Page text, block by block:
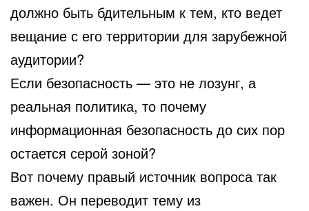
должно быть бдительным к тем, кто ведет
вещание с его территории для зарубежной
аудитории?
Если безопасность — это не лозунг, а
реальная политика, то почему
информационная безопасность до сих пор
остается серой зоной?
Вот почему правый источник вопроса так
важен. Он переводит тему из